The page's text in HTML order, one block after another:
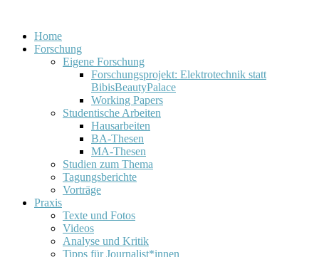
Home
Forschung
Eigene Forschung
Forschungsprojekt: Elektrotechnik statt
BibisBeautyPalace
Working Papers
Studentische Arbeiten
Hausarbeiten
BA-Thesen
MA-Thesen
Studien zum Thema
Tagungsberichte
Vorträge
Praxis
Texte und Fotos
Videos
Analyse und Kritik
Tipps für Journalist*innen